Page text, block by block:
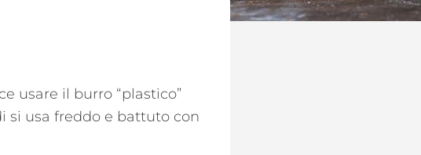
usare il burro “plastico”
si usa freddo e battuto con